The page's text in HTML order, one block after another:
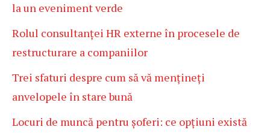
la un eveniment verde
Rolul consultanței HR externe în procesele de
restructurare a companiilor
Trei sfaturi despre cum să vă mențineți
anvelopele în stare bună
Locuri de muncă pentru șoferi: ce opțiuni există